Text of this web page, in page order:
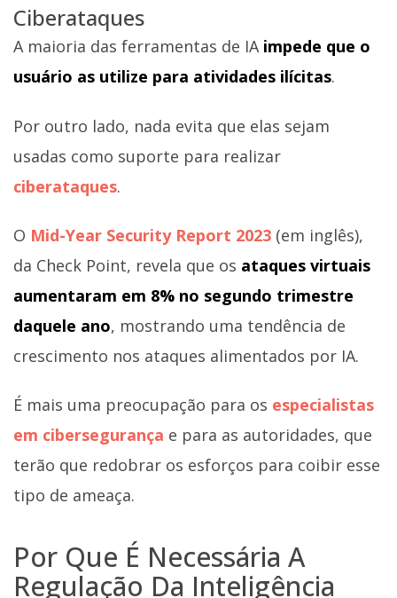
Ciberataques
A maioria das ferramentas de IA impede que o
usuário as utilize para atividades ilícitas.
Por outro lado, nada evita que elas sejam
usadas como suporte para realizar
ciberataques.
O Mid-Year Security Report 2023 (em inglês),
da Check Point, revela que os ataques virtuais
aumentaram em 8% no segundo trimestre
daquele ano, mostrando uma tendência de
crescimento nos ataques alimentados por IA.
É mais uma preocupação para os especialistas
em cibersegurança e para as autoridades, que
terão que redobrar os esforços para coibir esse
tipo de ameaça.
Por Que É Necessária A
Regulação Da Inteligência